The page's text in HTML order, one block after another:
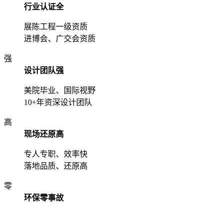
行业认证全
展陈工程一级资质
进博会、广交会资质
强
设计团队强
美院毕业、国际视野
10+年资深设计团队
高
现场还原高
专人专职、效率快
落地品质、还原高
零
环保零事故